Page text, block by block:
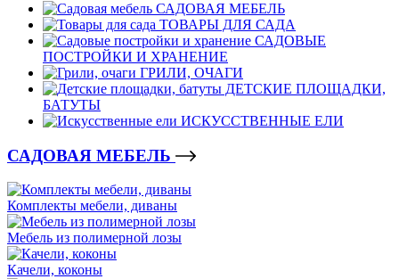
САДОВАЯ МЕБЕЛЬ
ТОВАРЫ ДЛЯ САДА
САДОВЫЕ
ПОСТРОЙКИ И ХРАНЕНИЕ
ГРИЛИ, ОЧАГИ
ДЕТСКИЕ ПЛОЩАДКИ,
БАТУТЫ
ИСКУССТВЕННЫЕ ЕЛИ
САДОВАЯ МЕБЕЛЬ
Комплекты мебели, диваны
Мебель из полимерной лозы
Качели, коконы